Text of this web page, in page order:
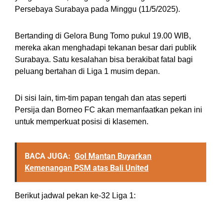
Persebaya Surabaya pada Minggu (11/5/2025).
Bertanding di Gelora Bung Tomo pukul 19.00 WIB,
mereka akan menghadapi tekanan besar dari publik
Surabaya. Satu kesalahan bisa berakibat fatal bagi
peluang bertahan di Liga 1 musim depan.
Di sisi lain, tim-tim papan tengah dan atas seperti
Persija dan Borneo FC akan memanfaatkan pekan ini
untuk memperkuat posisi di klasemen.
BACA JUGA: Gol Mantan Buyarkan
Kemenangan PSM atas Bali United
Berikut jadwal pekan ke-32 Liga 1: